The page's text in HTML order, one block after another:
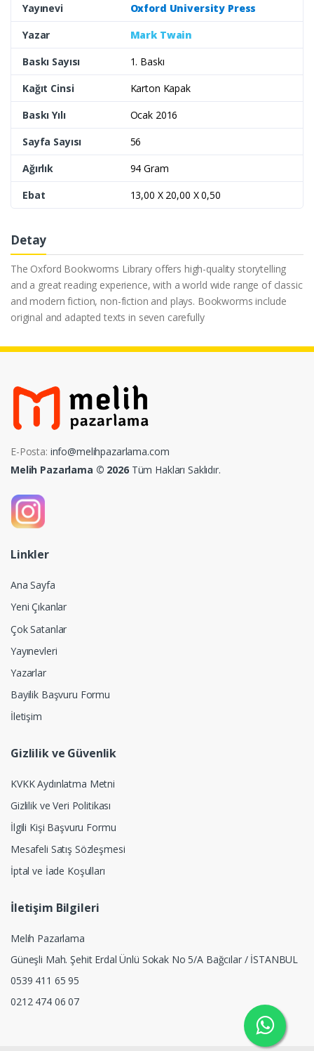
Yayınevi
Oxford University Press
Yazar
Mark Twain
Baskı Sayısı
1. Baskı
Kağıt Cinsi
Karton Kapak
Baskı Yılı
Ocak 2016
Sayfa Sayısı
56
Ağırlık
94 Gram
Ebat
13,00 X 20,00 X 0,50
Detay
The Oxford Bookworms Library offers high-quality storytelling
and a great reading experience, with a world wide range of classic
and modern fiction, non-fiction and plays. Bookworms include
original and adapted texts in seven carefully
E-Posta: info@melihpazarlama.com
Melih Pazarlama © 2026Tüm Hakları Saklıdır.
Linkler
Ana Sayfa
Yeni Çıkanlar
Çok Satanlar
Yayınevleri
Yazarlar
Bayilik Başvuru Formu
İletişim
Gizlilik ve Güvenlik
KVKK Aydınlatma Metni
Gizlilik ve Veri Politikası
İlgili Kişi Başvuru Formu
Mesafeli Satış Sözleşmesi
İptal ve İade Koşulları
İletişim Bilgileri
Melih Pazarlama
Güneşli Mah. Şehit Erdal Ünlü Sokak No 5/A Bağcılar / İSTANBUL
0539 411 65 95
0212 474 06 07